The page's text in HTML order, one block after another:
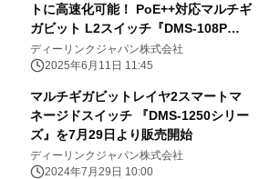
トに高速化可能！ PoE++対応マルチギ
ガビット L2スイッチ『DMS-108P』
を 6月5日より販売開始
ディーリンクジャパン株式会社
2025年6月11日 11:45
マルチギガビットレイヤ2スマートマ
ネージドスイッチ 『DMS-1250シリー
ズ』を7月29日より販売開始
ディーリンクジャパン株式会社
2024年7月29日 10:00